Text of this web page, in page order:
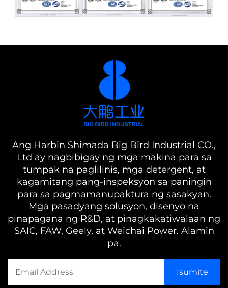
Ang Harbin Shimada Big Bird Industrial CO.,
Ltd ay nagbibigay ng mga makina para sa
tumpak na paglilinis, mga detergent, at
kagamitang pang-inspeksyon sa paningin
para sa pagmamanupaktura ng sasakyan.
Mga pasadyang solusyon, disenyo na
pinapagana ng R&D, at pinagkakatiwalaan ng
SAIC, FAW, Geely, at Weichai Power. Alamin
pa.